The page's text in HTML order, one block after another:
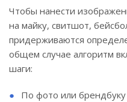
Чтобы нанести
на майку, свитшот,
придерживаются
общем случае алгоритм
шаги:
По фото или брендбуку